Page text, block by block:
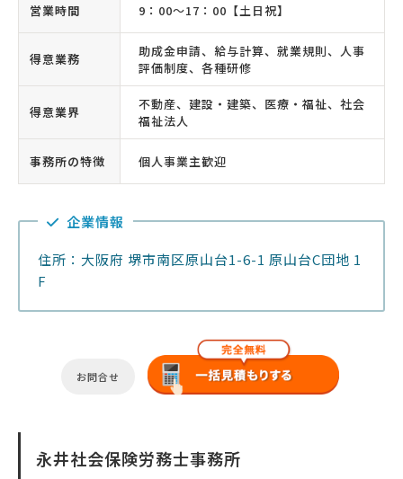
営業時間 9：00〜17：00【土日祝】
得意業務
助成金申請、給与計算、就業規則、人事
評価制度、各種研修
得意業界
不動産、建設・建築、医療・福祉、社会
福祉法人
事務所の特徴 個人事業主歓迎
企業情報
住所：大阪府 堺市南区原山台1-6-1 原山台C団地 1
F
お問合せ
永井社会保険労務士事務所